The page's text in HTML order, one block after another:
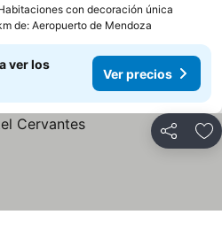
con decoración única
de: Aeropuerto de Mendoza
ver los
Ver precios
Compartir